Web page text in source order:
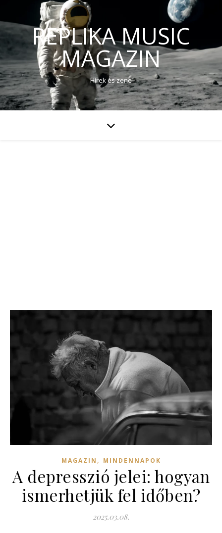
REPLIKA MUSIC
MAGAZIN
Hírek és zene
MAGAZIN , MINDENNAPOK
A depresszió jelei: hogyan
ismerhetjük fel időben?
2025.03.08.